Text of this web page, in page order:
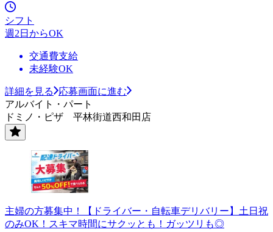
シフト
週2日からOK
交通費支給
未経験OK
詳細を見る
応募画面に進む
アルバイト・パート
ドミノ・ピザ 平林街道西和田店
主婦の方募集中！【ドライバー・自転車デリバリー】土日祝
のみOK！スキマ時間にサクッとも！ガッツリも◎